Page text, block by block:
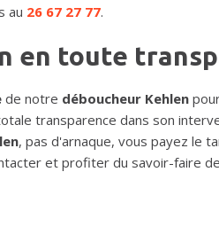
au 26 67 27 77.
en toute
de notre déboucheur Kehlen
transparence dans son
, pas d'arnaque, vous payez le
et profiter du savoir-faire